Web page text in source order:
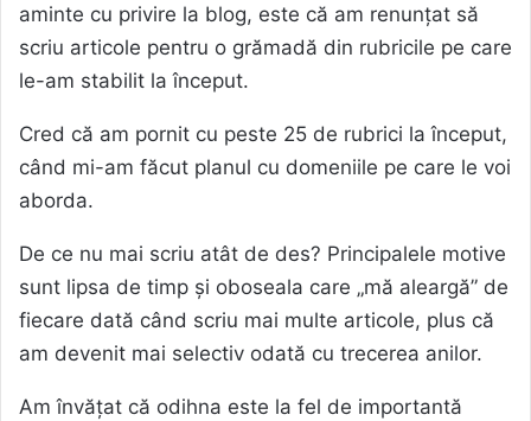
aminte cu privire la blog, este că am renunțat să
scriu articole pentru o grămadă din rubricile pe care
le-am stabilit la început.
Cred că am pornit cu peste 25 de rubrici la început,
când mi-am făcut planul cu domeniile pe care le voi
aborda.
De ce nu mai scriu atât de des? Principalele motive
sunt lipsa de timp și oboseala care „mă aleargă” de
fiecare dată când scriu mai multe articole, plus că
am devenit mai selectiv odată cu trecerea anilor.
Am învățat că odihna este la fel de importantă